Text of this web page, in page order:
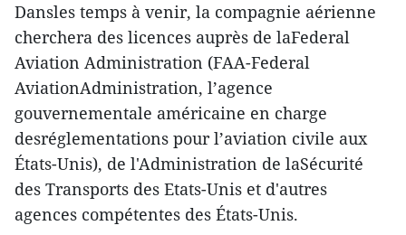
Dansles temps à venir, la compagnie aérienne
cherchera des licences auprès de laFederal
Aviation Administration (FAA-Federal
AviationAdministration, l’agence
gouvernementale américaine en charge
desréglementations pour l’aviation civile aux
États-Unis), de l'Administration de laSécurité
des Transports des Etats-Unis et d'autres
agences compétentes des États-Unis.